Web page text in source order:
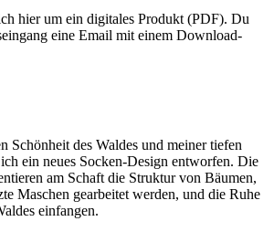
hier um ein digitales Produkt (PDF). Du
eine Email mit einem Download-
Schönheit des Waldes und meiner tiefen
ein neues Socken-Design entworfen. Die
am Schaft die Struktur von Bäumen,
Maschen gearbeitet werden, und die Ruhe
einfangen.